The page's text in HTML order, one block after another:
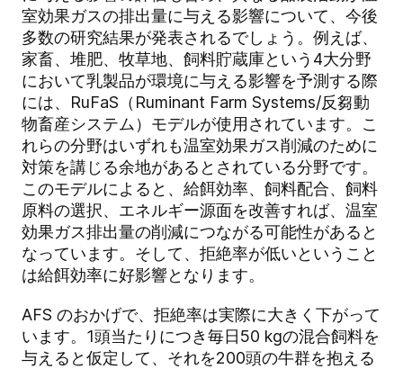
室効果ガスの排出量に与える影響について、今後
多数の研究結果が発表されるでしょう。例えば、
家畜、堆肥、牧草地、飼料貯蔵庫という4大分野
において乳製品が環境に与える影響を予測する際
には、RuFaS（Ruminant Farm Systems/反芻動
物畜産システム）モデルが使用されています。こ
れらの分野はいずれも温室効果ガス削減のために
対策を講じる余地があるとされている分野です。
このモデルによると、給餌効率、飼料配合、飼料
原料の選択、エネルギー源面を改善すれば、温室
効果ガス排出量の削減につながる可能性があると
なっています。そして、拒絶率が低いということ
は給餌効率に好影響となります。
AFS のおかげで、拒絶率は実際に大きく下がって
います。1頭当たりにつき毎日50 kgの混合飼料を
与えると仮定して、それを200頭の牛群を抱える